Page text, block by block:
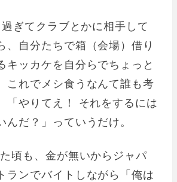
ぎてクラブとかに相手して
、自分たちで箱（会場）借り
キッカケを自分らでちょっと
これでメシ食うなんて誰も考
「やりてえ！ それをするには
んだ？」っていうだけ。
頃も、金が無いからジャパ
ランでバイトしながら「俺は